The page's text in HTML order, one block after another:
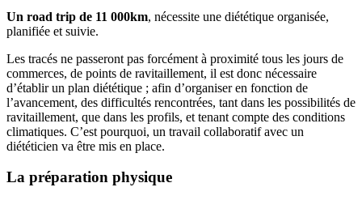
Un road trip de 11 000km, nécessite une diététique organisée,
planifiée et suivie.
Les tracés ne passeront pas forcément à proximité tous les jours de
commerces, de points de ravitaillement, il est donc nécessaire
d’établir un plan diététique ; afin d’organiser en fonction de
l’avancement, des difficultés rencontrées, tant dans les possibilités de
ravitaillement, que dans les profils, et tenant compte des conditions
climatiques. C’est pourquoi, un travail collaboratif avec un
diététicien va être mis en place.
La préparation physique